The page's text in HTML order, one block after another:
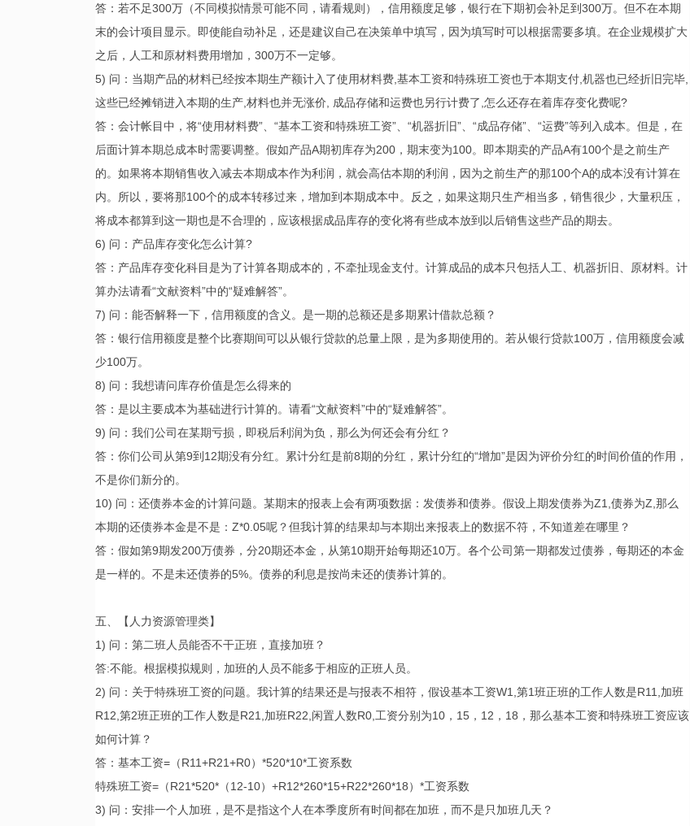
答：若不足300万（不同模拟情景可能不同，请看规则），信用额度足够，银行在下期初会补足到300万。但不在本期
末的会计项目显示。即使能自动补足，还是建议自己在决策单中填写，因为填写时可以根据需要多填。在企业规模扩大
之后，人工和原材料费用增加，300万不一定够。
5) 问：当期产品的材料已经按本期生产额计入了使用材料费,基本工资和特殊班工资也于本期支付,机器也已经折旧完毕,
这些已经摊销进入本期的生产,材料也并无涨价, 成品存储和运费也另行计费了,怎么还存在着库存变化费呢?
答：会计帐目中，将“使用材料费”、“基本工资和特殊班工资”、“机器折旧”、“成品存储”、“运费”等列入成本。但是，在
后面计算本期总成本时需要调整。假如产品A期初库存为200，期末变为100。即本期卖的产品A有100个是之前生产
的。如果将本期销售收入减去本期成本作为利润，就会高估本期的利润，因为之前生产的那100个A的成本没有计算在
内。所以，要将那100个的成本转移过来，增加到本期成本中。反之，如果这期只生产相当多，销售很少，大量积压，
将成本都算到这一期也是不合理的，应该根据成品库存的变化将有些成本放到以后销售这些产品的期去。
6) 问：产品库存变化怎么计算?
答：产品库存变化科目是为了计算各期成本的，不牵扯现金支付。计算成品的成本只包括人工、机器折旧、原材料。计
算办法请看“文献资料”中的“疑难解答”。
7) 问：能否解释一下，信用额度的含义。是一期的总额还是多期累计借款总额？
答：银行信用额度是整个比赛期间可以从银行贷款的总量上限，是为多期使用的。若从银行贷款100万，信用额度会减
少100万。
8) 问：我想请问库存价值是怎么得来的
答：是以主要成本为基础进行计算的。请看“文献资料”中的“疑难解答”。
9) 问：我们公司在某期亏损，即税后利润为负，那么为何还会有分红？
答：你们公司从第9到12期没有分红。累计分红是前8期的分红，累计分红的“增加”是因为评价分红的时间价值的作用，
不是你们新分的。
10) 问：还债券本金的计算问题。某期末的报表上会有两项数据：发债券和债券。假设上期发债券为Z1,债券为Z,那么
本期的还债券本金是不是：Z*0.05呢？但我计算的结果却与本期出来报表上的数据不符，不知道差在哪里？
答：假如第9期发200万债券，分20期还本金，从第10期开始每期还10万。各个公司第一期都发过债券，每期还的本金
是一样的。不是未还债券的5%。债券的利息是按尚未还的债券计算的。
五、【人力资源管理类】
1) 问：第二班人员能否不干正班，直接加班？
答:不能。根据模拟规则，加班的人员不能多于相应的正班人员。
2) 问：关于特殊班工资的问题。我计算的结果还是与报表不相符，假设基本工资W1,第1班正班的工作人数是R11,加班
R12,第2班正班的工作人数是R21,加班R22,闲置人数R0,工资分别为10，15，12，18，那么基本工资和特殊班工资应该
如何计算？
答：基本工资=（R11+R21+R0）*520*10*工资系数
特殊班工资=（R21*520*（12-10）+R12*260*15+R22*260*18）*工资系数
3) 问：安排一个人加班，是不是指这个人在本季度所有时间都在加班，而不是只加班几天？